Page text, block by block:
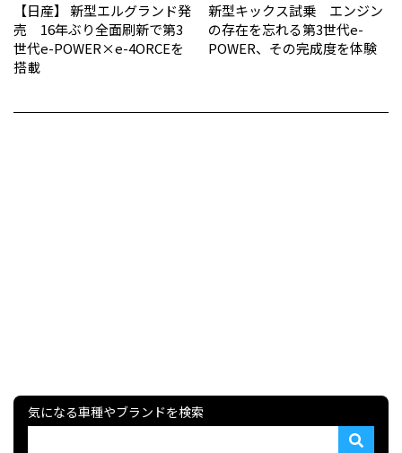
【日産】 新型エルグランド発
売 16年ぶり全面刷新で第3
世代e-POWER×e-4ORCEを
搭載
新型キックス試乗 エンジン
の存在を忘れる第3世代e-
POWER、その完成度を体験
気になる車種やブランドを検索